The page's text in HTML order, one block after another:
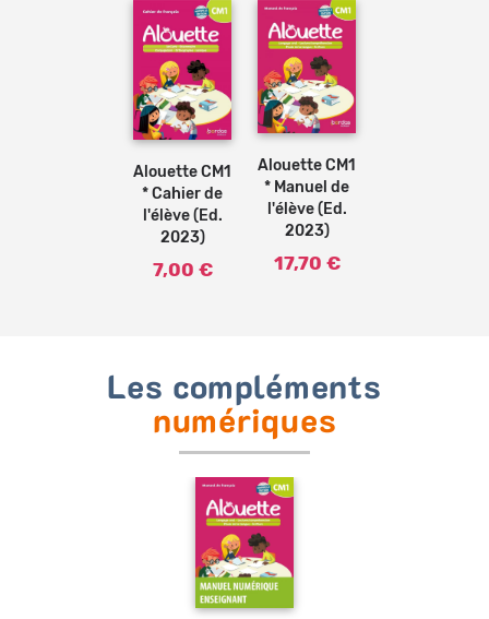
Ajouter
au
Alouette CM1
* Cahier de
l'élève (Ed.
2023)
7,00 €
Ajouter
au
Alouette CM1
* Manuel de
l'élève (Ed.
2023)
17,70 €
Les compléments
numériques